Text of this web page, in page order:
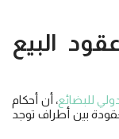
البيع
للبضائع، أن أحكام
بين أطراف توجد